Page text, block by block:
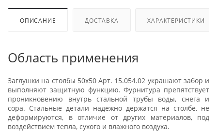
ОПИСАНИЕ ДОСТАВКА ХАРАКТЕРИСТИКИ
Область применения
Заглушки на столбы 50х50 Арт. 15.054.02 украшают забор и
выполняют защитную функцию. Фурнитура препятствует
проникновению внутрь стальной трубы воды, снега и
сора. Стальные детали надежно держатся на столбе, не
деформируются, в отличие от других материалов, под
воздействием тепла, сухого и влажного воздуха.